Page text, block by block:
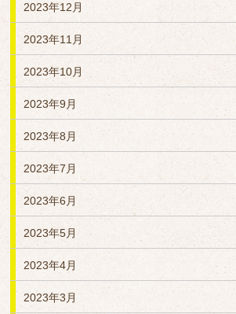
2023年12月
2023年11月
2023年10月
2023年9月
2023年8月
2023年7月
2023年6月
2023年5月
2023年4月
2023年3月